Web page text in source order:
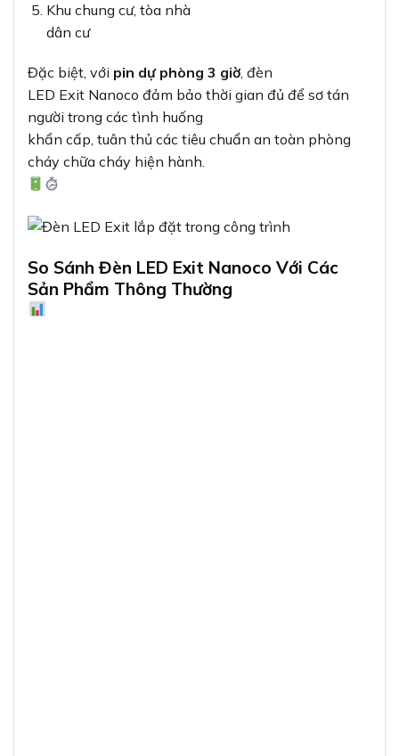
Khu chung cư, tòa nhà
dân cư
Đặc biệt, với pin dự phòng 3 giờ, đèn
LED Exit Nanoco đảm bảo thời gian đủ để sơ tán
người trong các tình huống
khẩn cấp, tuân thủ các tiêu chuẩn an toàn phòng
cháy chữa cháy hiện hành.
So Sánh Đèn LED Exit Nanoco Với Các
Sản Phẩm Thông Thường